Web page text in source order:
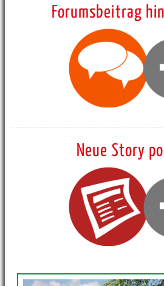
Forumsbeitrag
Neue Story